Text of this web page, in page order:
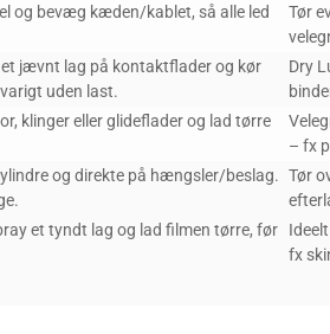
og bevæg kæden/kablet, så alle led
Tør
jævnt lag på kontaktflader og kør
uden last.
Dry
klinger eller glideflader og lad tørre
– fx
og direkte på hængsler/beslag.
Tør
et tyndt lag og lad filmen tørre, før
fx